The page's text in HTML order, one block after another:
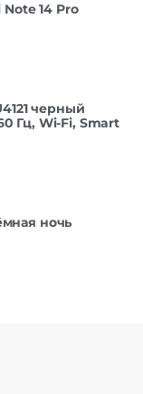
14 Pro
черный
Гц, Wi-Fi, Smart
ночь